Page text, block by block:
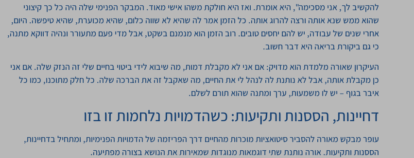
להקשיב לך, אני מסכימה", היא אומרת. ואז היא חולקת משהו אישי מאוד. המבקר הפנימי שלה היה כל כך קיצוני
שהוא ממש שנא אותה ורצה להרוג אותה. כל הזמן אמר לה שהיא לא שווה כלום, שהיא מכוערת, שהיא טיפשה. היום,
אחרי שנים של עבודה, יש להם יחסים טובים. רוב הזמן הוא מנמנם בשקט, אבל מדי פעם מתעורר ונהיה דווקא מתנה,
כי גם ביקורת בריאה היא דבר חשוב.
העיקרון שאורה מלמדת הוא מדויק: אם אני לא מקבלת דמות, מה שיבוא לידי ביטוי בחיים שלי זה הנזק שלה. אם אני
כן מקבלת אותה, אבל לא נותנת לה לנהל לי את החיים, מה שאקבל זה את הברכה שלה. כל חלק מתוכנו, כמו כל
איבר בגוף – יש לו משמעות, ערך ומתנה שהוא תורם לשלם.
דחיינות, הססנות ותקיעות: כשהדמויות נלחמות זו בזו
עופר מבקש מאורה להסביר סיטואציות מוכרות מהחיים דרך הפריזמה של הדמויות הפנימיות, ומתחיל בדחיינות,
הססנות ותקיעות. אורה נותנת שתי דוגמאות מנוגדות שמאירות את הנושא בצורה מפתיעה.